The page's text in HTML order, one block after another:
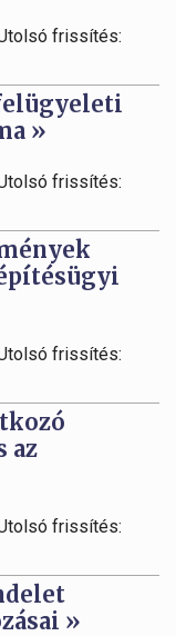
frissítés:
»
frissítés:
frissítés:
az
frissítés:
»